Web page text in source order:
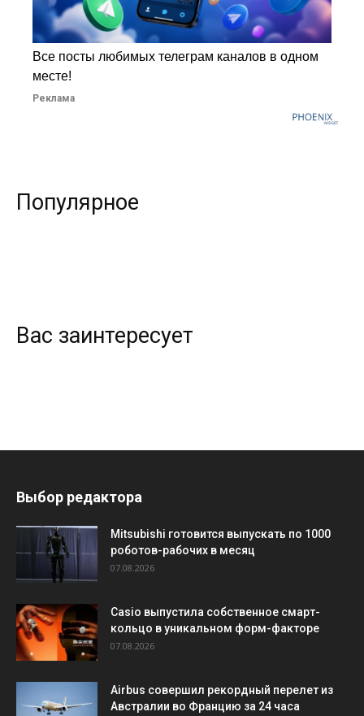
Все посты любимых телеграм каналов в одном
месте!
Реклама
Популярное
Вас заинтересует
Выбор редактора
Mitsubishi готовится выпускать по 1000
роботов-рабочих в месяц
07.08.2026
Casio выпустила собственное смарт-
кольцо в уникальном форм-факторе
07.08.2026
Airbus совершил рекордный перелет из
Австралии во Францию за 24 часа